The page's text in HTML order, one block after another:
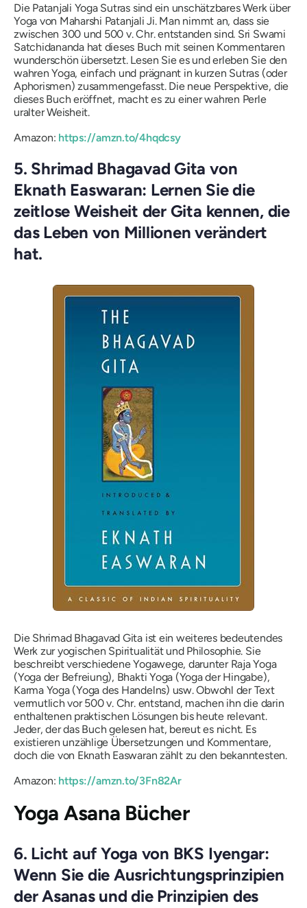
Die Patanjali Yoga Sutras sind ein unschätzbares Werk über
Yoga von Maharshi Patanjali Ji. Man nimmt an, dass sie
zwischen 300 und 500 v. Chr. entstanden sind. Sri Swami
Satchidananda hat dieses Buch mit seinen Kommentaren
wunderschön übersetzt. Lesen Sie es und erleben Sie den
wahren Yoga, einfach und prägnant in kurzen Sutras (oder
Aphorismen) zusammengefasst. Die neue Perspektive, die
dieses Buch eröffnet, macht es zu einer wahren Perle
uralter Weisheit.
Amazon: https://amzn.to/4hqdcsy
5. Shrimad Bhagavad Gita von
Eknath Easwaran: Lernen Sie die
zeitlose Weisheit der Gita kennen, die
das Leben von Millionen verändert
hat.
Die Shrimad Bhagavad Gita ist ein weiteres bedeutendes
Werk zur yogischen Spiritualität und Philosophie. Sie
beschreibt verschiedene Yogawege, darunter Raja Yoga
(Yoga der Befreiung), Bhakti Yoga (Yoga der Hingabe),
Karma Yoga (Yoga des Handelns) usw. Obwohl der Text
vermutlich vor 500 v. Chr. entstand, machen ihn die darin
enthaltenen praktischen Lösungen bis heute relevant.
Jeder, der das Buch gelesen hat, bereut es nicht. Es
existieren unzählige Übersetzungen und Kommentare,
doch die von Eknath Easwaran zählt zu den bekanntesten.
Amazon: https://amzn.to/3Fn82Ar
Yoga Asana Bücher
6. Licht auf Yoga von BKS Iyengar:
Wenn Sie die Ausrichtungsprinzipien
der Asanas und die Prinzipien des